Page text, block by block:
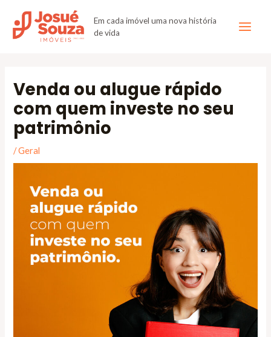
Em cada imóvel uma nova história
de vida
Venda ou alugue rápido
com quem investe no seu
patrimônio
/Geral